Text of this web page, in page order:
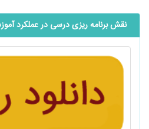
نقش برنامه ریزی درسی در عملکرد